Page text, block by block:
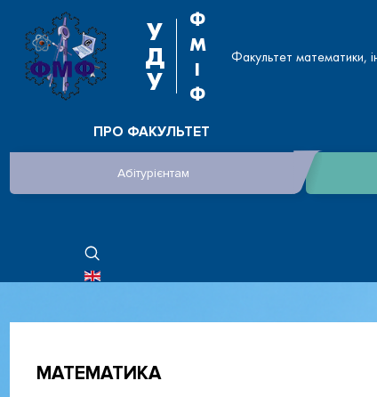
У
Д
У
Ф
М
І
Ф
Факультет математики,
ПРО ФАКУЛЬТЕТ
Абітурієнтам
ОБЕРІТЬ СВОЮ МОВУ
МАТЕМАТИКА